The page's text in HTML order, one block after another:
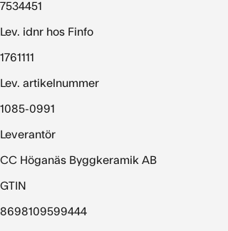
7534451
Lev. idnr hos Finfo
1761111
Lev. artikelnummer
1085-0991
Leverantör
CC Höganäs Byggkeramik AB
GTIN
8698109599444